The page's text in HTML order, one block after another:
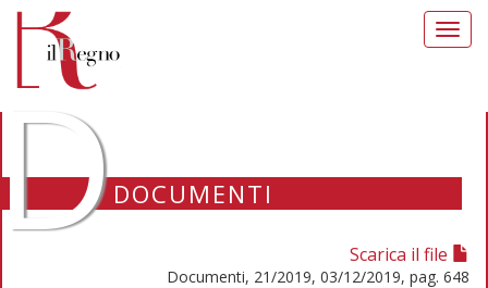
DOCUMENTI
Scarica il file
Documenti, 21/2019, 03/12/2019, pag. 648